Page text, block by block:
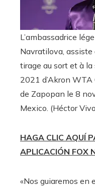
L’ambassadrice
Navratilova,
tirage au sort et à
2021 d’Akron WTA
de Zapopan le 8
Mexico. (Héctor
HAGA CLIC AQUÍ
APLICACIÓN FOX
«Nos guiaremos en